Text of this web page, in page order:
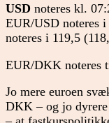
USD noteres kl.
EUR/USD noteres
noteres i 119,5
EUR/DKK noteres
Jo mere euroen
DKK – og jo